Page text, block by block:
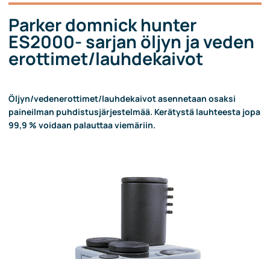
Parker domnick hunter
ES2000- sarjan öljyn ja veden
erottimet/lauhdekaivot
Öljyn/vedenerottimet/lauhdekaivot asennetaan osaksi
paineilman puhdistusjärjestelmää. Kerätystä lauhteesta jopa
99,9 % voidaan palauttaa viemäriin.